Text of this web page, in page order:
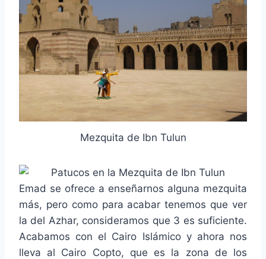
Mezquita de Ibn Tulun
Emad se ofrece a enseñarnos alguna mezquita
más, pero como para acabar tenemos que ver
la del Azhar, consideramos que 3 es suficiente.
Acabamos con el Cairo Islámico y ahora nos
lleva al Cairo Copto, que es la zona de los